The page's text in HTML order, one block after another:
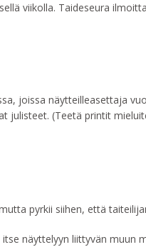
viikolla. Taideseura
joissa näytteilleasettaja
(Teetä printit
pyrkii siihen, että
näyttelyyn liittyvän muun